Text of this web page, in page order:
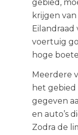
gebied,
krijgen
Eilandraad
voertuig
hoge
Meerdere
het
gegeven
en auto’s
Zodra de